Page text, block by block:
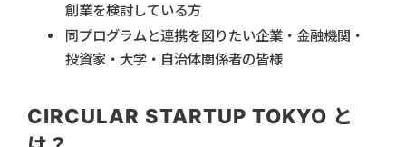
創業を検討している方
同プログラムと連携を図りたい企業・金融機関・
投資家・大学・自治体関係者の皆様
CIRCULAR STARTUP TOKYO と